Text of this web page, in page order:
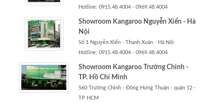
Hotline: 0915.48.4004 - 0969.48.4004
Showroom Kangaroo Nguyễn Xiển - Hà
Nội
Số 1 Nguyễn Xiển - Thanh Xuân - Hà Nội
Hotline: 0915.48.4004 - 0969.48.4004
Showroom Kangaroo Trường Chinh -
TP. Hồ Chí Minh
560 Trường Chinh - Đông Hưng Thuận - quận 12 -
TP HCM